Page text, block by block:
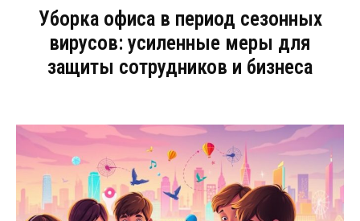
Уборка офиса в период сезонных
вирусов: усиленные меры для
защиты сотрудников и бизнеса